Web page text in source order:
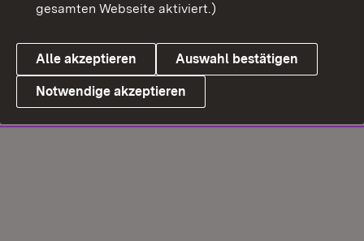
gesamten Webseite aktiviert.)
Alle akzeptieren Auswahl bestätigen
Notwendige akzeptieren